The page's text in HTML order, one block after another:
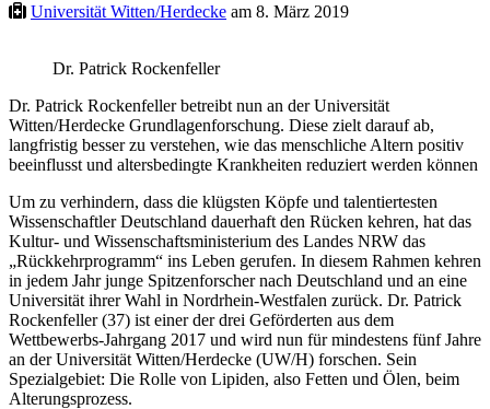
Universität Witten/Herdecke am 8. März 2019
Dr. Patrick Rockenfeller
Dr. Patrick Rockenfeller betreibt nun an der Universität
Witten/Herdecke Grundlagenforschung. Diese zielt darauf ab,
langfristig besser zu verstehen, wie das menschliche Altern positiv
beeinflusst und altersbedingte Krankheiten reduziert werden können
Um zu verhindern, dass die klügsten Köpfe und talentiertesten
Wissenschaftler Deutschland dauerhaft den Rücken kehren, hat das
Kultur- und Wissenschaftsministerium des Landes NRW das
„Rückkehrprogramm“ ins Leben gerufen. In diesem Rahmen kehren
in jedem Jahr junge Spitzenforscher nach Deutschland und an eine
Universität ihrer Wahl in Nordrhein-Westfalen zurück. Dr. Patrick
Rockenfeller (37) ist einer der drei Geförderten aus dem
Wettbewerbs-Jahrgang 2017 und wird nun für mindestens fünf Jahre
an der Universität Witten/Herdecke (UW/H) forschen. Sein
Spezialgebiet: Die Rolle von Lipiden, also Fetten und Ölen, beim
Alterungsprozess.